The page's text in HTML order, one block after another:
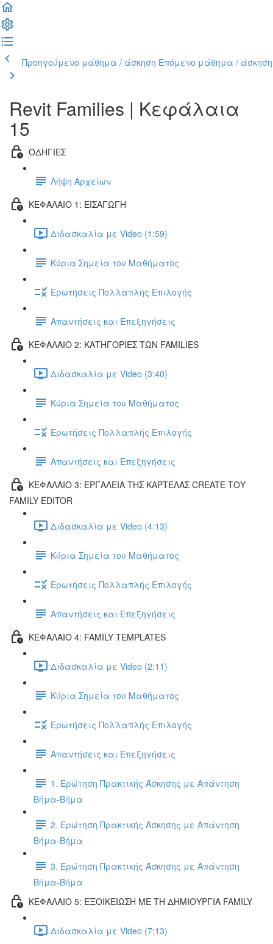
Προηγούμενο μάθημα / άσκηση Επόμενο μάθημα / άσκηση
Revit Families | Kεφάλαια
15
ΟΔΗΓΙΕΣ
Λήψη Αρχείων
ΚΕΦΑΛΑΙΟ 1: ΕΙΣΑΓΩΓΗ
Διδασκαλία με Video (1:59)
Κύρια Σημεία του Μαθήματος
Ερωτήσεις Πολλαπλής Επιλογής
Απαντήσεις και Επεξηγήσεις
ΚΕΦΑΛΑΙΟ 2: ΚΑΤΗΓΟΡΙΕΣ ΤΩΝ FAMILIES
Διδασκαλία με Video (3:40)
Κύρια Σημεία του Μαθήματος
Ερωτήσεις Πολλαπλής Επιλογής
Απαντήσεις και Επεξηγήσεις
ΚΕΦΑΛΑΙΟ 3: ΕΡΓΑΛΕΙΑ ΤΗΣ ΚΑΡΤΕΛΑΣ CREATE ΤΟΥ
FAMILY EDITOR
Διδασκαλία με Video (4:13)
Κύρια Σημεία του Μαθήματος
Ερωτήσεις Πολλαπλής Επιλογής
Απαντήσεις και Επεξηγήσεις
ΚΕΦΑΛΑΙΟ 4: FAMILY TEMPLATES
Διδασκαλία με Video (2:11)
Κύρια Σημεία του Μαθήματος
Ερωτήσεις Πολλαπλής Επιλογής
Απαντήσεις και Επεξηγήσεις
1. Ερώτηση Πρακτικής Άσκησης με Απάντηση
Βήμα-Βήμα
2. Ερώτηση Πρακτικής Άσκησης με Απάντηση
Βήμα-Βήμα
3. Ερώτηση Πρακτικής Άσκησης με Απάντηση
Βήμα-Βήμα
ΚΕΦΑΛΑΙΟ 5: ΕΞΟΙΚΕΙΩΣΗ ΜΕ ΤΗ ΔΗΜΙΟΥΡΓΙΑ FAMILY
Διδασκαλία με Video (7:13)